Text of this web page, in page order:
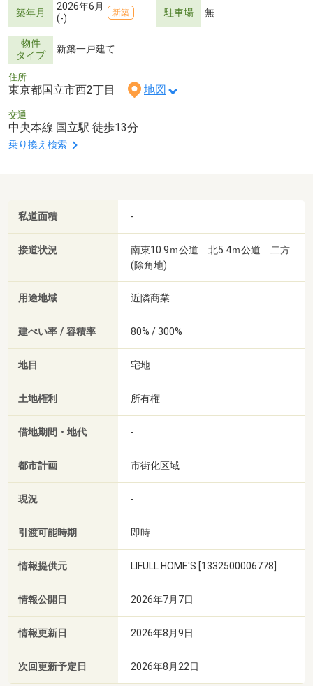
築年月
2026年6月
(-)
新築 駐車場 無
物件
タイプ
新築一戸建て
住所
東京都国立市西2丁目 地図
交通
中央本線 国立駅 徒歩13分
乗り換え検索
私道面積 -
接道状況
南東10.9ｍ公道 北5.4ｍ公道 二方
(除角地)
用途地域 近隣商業
建ぺい率 / 容積率 80% / 300%
地目 宅地
土地権利 所有権
借地期間・地代 -
都市計画 市街化区域
現況 -
引渡可能時期 即時
情報提供元 LIFULL HOME'S [1332500006778]
情報公開日 2026年7月7日
情報更新日 2026年8月9日
次回更新予定日 2026年8月22日